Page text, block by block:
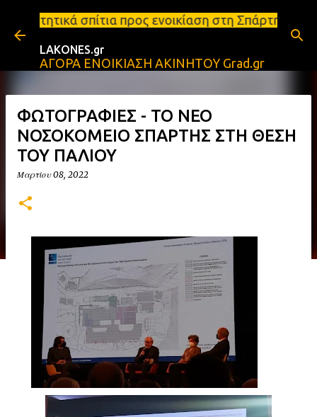
Μετάβαση στο κύριο περιεχόμενο
προς ενοικίαση στη Σπάρτη Ενοικιάσεις
LAKONES.gr
ΑΓΟΡΑ ΕΝΟΙΚΙΑΣΗ ΑΚΙΝΗΤΟΥ Grad.gr
ΦΩΤΟΓΡΑΦΙΕΣ - ΤΟ ΝΕΟ
ΝΟΣΟΚΟΜΕΙΟ ΣΠΑΡΤΗΣ ΣΤΗ ΘΕΣΗ
ΤΟΥ ΠΑΛΙΟΥ
Μαρτίου 08, 2022